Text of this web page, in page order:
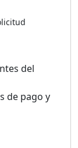
higiénico
el pequeño
y
y residuos
electricidad,
del
de pago y